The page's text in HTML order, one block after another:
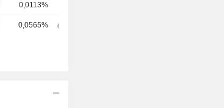
0,0113%
0,0565%